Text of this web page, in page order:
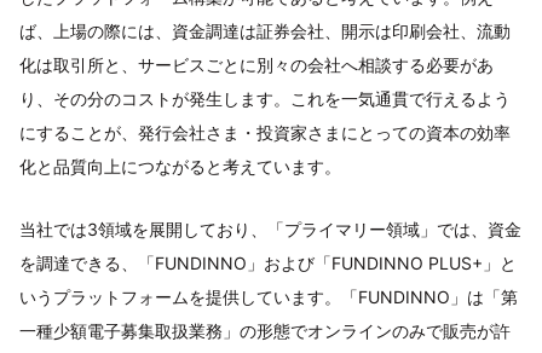
ば、上場の際には、資金調達は証券会社、開示は印刷会社、流動
化は取引所と、サービスごとに別々の会社へ相談する必要があ
り、その分のコストが発生します。これを一気通貫で行えるよう
にすることが、発行会社さま・投資家さまにとっての資本の効率
化と品質向上につながると考えています。
当社では3領域を展開しており、「プライマリー領域」では、資金
を調達できる、「FUNDINNO」および「FUNDINNO PLUS+」と
いうプラットフォームを提供しています。「FUNDINNO」は「第
一種少額電子募集取扱業務」の形態でオンラインのみで販売が許